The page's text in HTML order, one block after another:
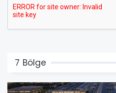
7 Bölge